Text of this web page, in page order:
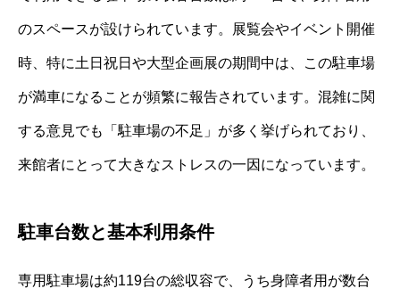
のスペースが設けられています。展覧会やイベント開催
時、特に土日祝日や大型企画展の期間中は、この駐車場
が満車になることが頻繁に報告されています。混雑に関
する意見でも「駐車場の不足」が多く挙げられており、
来館者にとって大きなストレスの一因になっています。
駐車台数と基本利用条件
専用駐車場は約119台の総収容で、うち身障者用が数台